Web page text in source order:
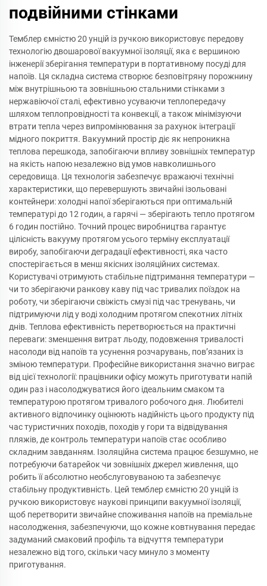
подвійними стінками
Темблер ємністю 20 унцій із ручкою використовує передову
технологію двошарової вакуумної ізоляції, яка є вершиною
інженерії зберігання температури в портативному посуді для
напоїв. Ця складна система створює безповітряну порожнину
між внутрішньою та зовнішньою стальними стінками з
нержавіючої сталі, ефективно усуваючи теплопередачу
шляхом теплопровідності та конвекції, а також мінімізуючи
втрати тепла через випромінювання за рахунок інтеграції
мідного покриття. Вакуумний простір діє як непроникна
теплова перешкода, запобігаючи впливу зовнішніх температур
на якість напою незалежно від умов навколишнього
середовища. Ця технологія забезпечує вражаючі технічні
характеристики, що перевершують звичайні ізольовані
контейнери: холодні напої зберігаються при оптимальній
температурі до 12 годин, а гарячі — зберігають тепло протягом
6 годин постійно. Точний процес виробництва гарантує
цілісність вакууму протягом усього терміну експлуатації
виробу, запобігаючи деградації ефективності, яка часто
спостерігається в менш якісних ізоляційних системах.
Користувачі отримують стабільне підтримання температури —
чи то зберігаючи ранкову каву під час тривалих поїздок на
роботу, чи зберігаючи свіжість смузі під час тренувань, чи
підтримуючи лід у воді холодним протягом спекотних літніх
днів. Теплова ефективність перетворюється на практичні
переваги: зменшення витрат льоду, подовження тривалості
насолоди від напоїв та усунення розчарувань, пов’язаних із
зміною температури. Професійне використання значно виграє
від цієї технології: працівники офісу можуть приготувати напій
один раз і насолоджуватися його ідеальним смаком та
температурою протягом тривалого робочого дня. Любителі
активного відпочинку оцінюють надійність цього продукту під
час туристичних походів, походів у гори та відвідування
пляжів, де контроль температури напоїв стає особливо
складним завданням. Ізоляційна система працює безшумно, не
потребуючи батарейок чи зовнішніх джерел живлення, що
робить її абсолютно необслуговуваною та забезпечує
стабільну продуктивність. Цей темблер ємністю 20 унцій із
ручкою використовує наукові принципи вакуумної ізоляції,
щоб перетворити звичайне споживання напоїв на преміальне
насолодження, забезпечуючи, що кожне ковтнування передає
задуманий смаковий профіль та відчуття температури
незалежно від того, скільки часу минуло з моменту
приготування.